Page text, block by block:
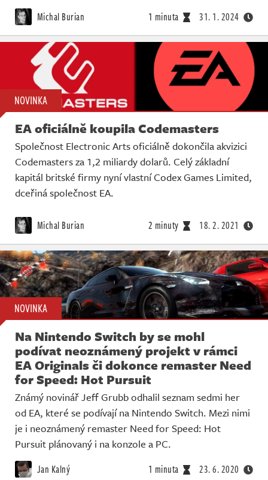
Michal Burian 1 minuta 31. 1. 2024
NOVINKA
EA oficiálně koupila Codemasters
Společnost Electronic Arts oficiálně dokončila akvizici
Codemasters za 1,2 miliardy dolarů. Celý základní
kapitál britské firmy nyní vlastní Codex Games Limited,
dceřiná společnost EA.
Michal Burian 2 minuty 18. 2. 2021
NOVINKA
Na Nintendo Switch by se mohl
podívat neoznámený projekt v rámci
EA Originals či dokonce remaster Need
for Speed: Hot Pursuit
Známý novinář Jeff Grubb odhalil seznam sedmi her
od EA, které se podívají na Nintendo Switch. Mezi nimi
je i neoznámený remaster Need for Speed: Hot
Pursuit plánovaný i na konzole a PC.
Jan Kalný 1 minuta 23. 6. 2020